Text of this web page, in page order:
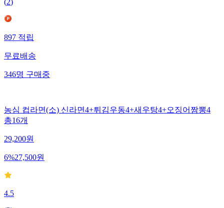
(2)
897적립
무료배송
346명구매중
농심 컵라면(소) 신라면4+튀김우동4+새우탕4+오징어짬뽕4
총16개
29,200원
6%27,500원
4.5